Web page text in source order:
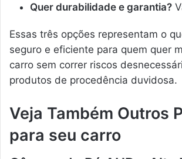
Quer durabilidade e garantia?
Essas três opções representam o
seguro e eficiente para quem quer
carro sem correr riscos
produtos de procedência duvidosa.
Veja Também Outros
para seu carro